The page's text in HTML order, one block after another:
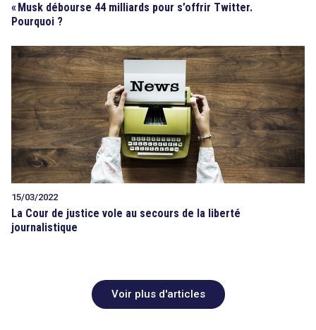
« Musk débourse 44 milliards pour s’offrir Twitter.
Pourquoi ?
15/03/2022
La Cour de justice vole au secours de la liberté
journalistique
Voir plus d'articles